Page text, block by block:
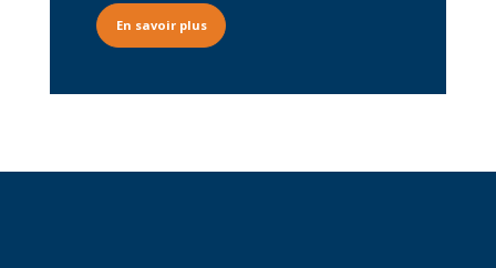
Texte du bouton
En savoir plus